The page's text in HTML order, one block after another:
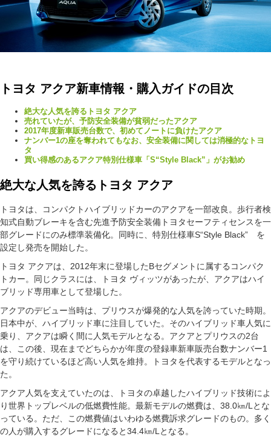
トヨタ アクア新車情報・購入ガイドの目次
絶大な人気を誇るトヨタ アクア
売れていたが、予防安全装備が貧弱だったアクア
2017年度新車販売台数で、初めてノートに負けたアクア
ナンバー1の座を奪われてもなお、安全装備に関しては消極的なトヨ
タ
買い得感のあるアクア特別仕様車「S“Style Black”」がお勧め
絶大な人気を誇るトヨタ アクア
トヨタは、コンパクトハイブリッドカーのアクアを一部改良。歩行者検
知式自動ブレーキを含む先進予防安全装備トヨタセーフティセンスを一
部グレードにのみ標準装備化。同時に、特別仕様車S“Style Black” を
設定し発売を開始した。
トヨタ アクアは、2012年末に登場したBセグメントに属するコンパク
トカー。同じクラスには、トヨタ ヴィッツがあったが、アクアはハイ
ブリッド専用車として登場した。
アクアのデビュー当時は、プリウスが爆発的な人気を誇っていた時期。
日本中が、ハイブリッド車に注目していた。そのハイブリッド車人気に
乗り、アクアは瞬く間に人気モデルとなる。アクアとプリウスの2台
は、この後、現在までどちらかが年度の登録車新車販売台数ナンバー1
を守り続けているほど高い人気を維持。トヨタを代表するモデルとなっ
た。
アクア人気を支えていたのは、トヨタの卓越したハイブリッド技術によ
り世界トップレベルの低燃費性能。最新モデルの燃費は、38.0㎞/Lとな
っている。ただ、この燃費値はいわゆる燃費訴求グレードのもの。多く
の人が購入するグレードになると34.4㎞/Lとなる。